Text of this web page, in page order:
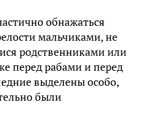
обнажаться
мальчиками, не
родственниками или
перед рабами и перед
выделены особо,
были